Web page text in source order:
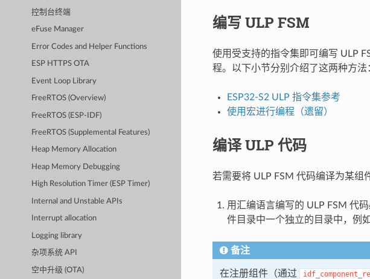
控制台终端
eFuse Manager
Error Codes and Helper Functions
ESP HTTPS OTA
Event Loop Library
FreeRTOS (Overview)
FreeRTOS (ESP-IDF)
FreeRTOS (Supplemental Features)
Heap Memory Allocation
Heap Memory Debugging
High Resolution Timer (ESP Timer)
Internal and Unstable APIs
Interrupt allocation
Logging library
杂项系统 API
空中升级 (OTA)
编写 ULP FSM
使用受支持的指令集即可编写 ULP
程。以下小节分别介绍了这两种方法
ESP32-S2 ULP 指令集参考
使用宏进行编程（遗留）
编译 ULP 代码
若需要将 ULP FSM 代码编译为某组
用汇编语言编写的 ULP FSM 代
件目录中一个独立的目录中，例如
备注
在注册组件（通过